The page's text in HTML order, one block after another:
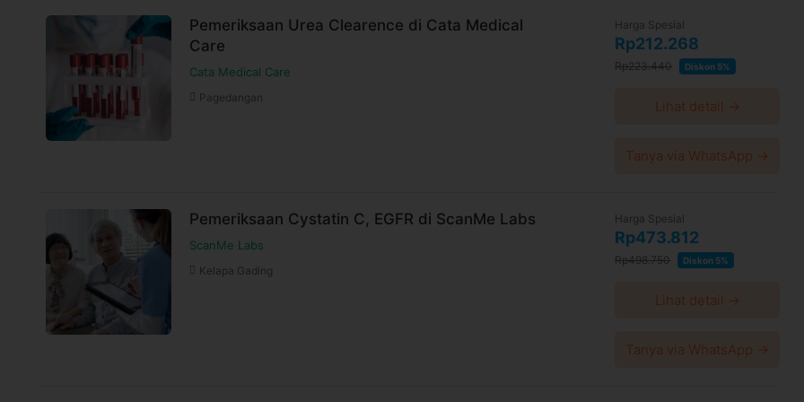
Pemeriksaan Urea Clearence di Cata Medical
Care
Cata Medical Care
Pagedangan
Harga Spesial
Rp212.268
Rp223.440 Diskon 5%
Lihat detail →
Tanya via WhatsApp →
Pemeriksaan Cystatin C, EGFR di ScanMe Labs
ScanMe Labs
Kelapa Gading
Harga Spesial
Rp473.812
Rp498.750 Diskon 5%
Lihat detail →
Tanya via WhatsApp →